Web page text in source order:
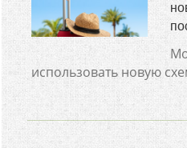
использовать новую